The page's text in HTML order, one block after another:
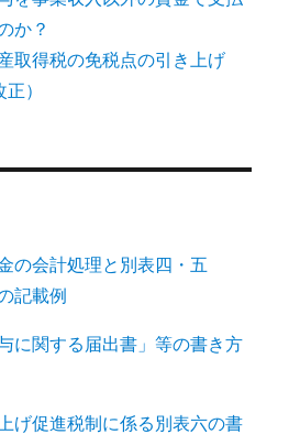
か？
取得税の免税点の引き上げ
）
の会計処理と別表四・五
記載例
に関する届出書」等の書き方
げ促進税制に係る別表六の書